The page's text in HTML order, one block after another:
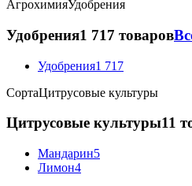
АгрохимияУдобрения
Удобрения1 717 товаров
Удобрения1 717
СортаЦитрусовые культуры
Цитрусовые культуры11
Мандарин5
Лимон4